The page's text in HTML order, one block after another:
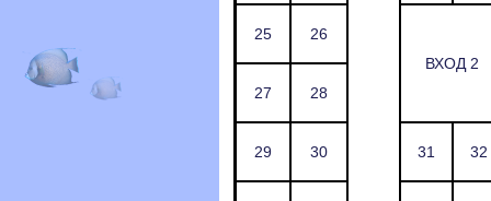
25
26
ВХОД 2
27
28
29 30 31 32